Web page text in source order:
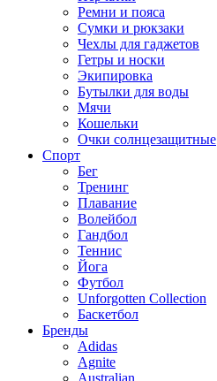
Ремни и пояса
Сумки и рюкзаки
Чехлы для гаджетов
Гетры и носки
Экипировка
Бутылки для воды
Мячи
Кошельки
Очки солнцезащитные
Спорт
Бег
Тренинг
Плавание
Волейбол
Гандбол
Теннис
Йога
Футбол
Unforgotten Collection
Баскетбол
Бренды
Adidas
Agnite
Australian